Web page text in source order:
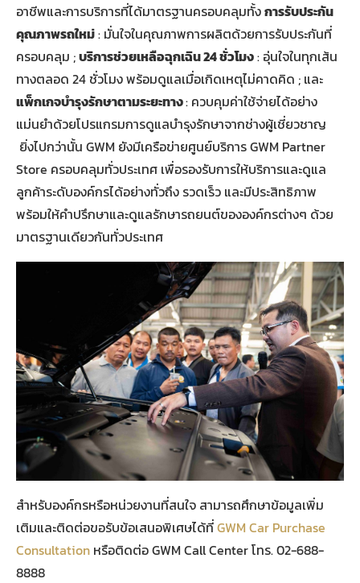
อาชีพและการบริการที่ได้มาตรฐานครอบคลุมทั้งการรับประกัน
คุณภาพรถใหม่: มั่นใจในคุณภาพการผลิตด้วยการรับประกันที่
ครอบคลุม ;บริการช่วยเหลือฉุกเฉิน24 ชั่วโมง: อุ่นใจในทุกเส้น
ทางตลอด 24 ชั่วโมง พร้อมดูแลเมื่อเกิดเหตุไม่คาดคิด ; และ
แพ็กเกจบำรุงรักษาตามระยะทาง: ควบคุมค่าใช้จ่ายได้อย่าง
แม่นยำด้วยโปรแกรมการดูแลบำรุงรักษาจากช่างผู้เชี่ยวชาญ
ยิ่งไปกว่านั้น GWM ยังมีเครือข่ายศูนย์บริการ GWM Partner
Store ครอบคลุมทั่วประเทศ เพื่อรองรับการให้บริการและดูแล
ลูกค้าระดับองค์กรได้อย่างทั่วถึง รวดเร็ว และมีประสิทธิภาพ
พร้อมให้คำปรึกษาและดูแลรักษารถยนต์ขององค์กรต่างๆ ด้วย
มาตรฐานเดียวกันทั่วประเทศ
สำหรับองค์กรหรือหน่วยงานที่สนใจ สามารถศึกษาข้อมูลเพิ่ม
เติมและติดต่อขอรับข้อเสนอพิเศษได้ที่GWM Car Purchase
Consultation หรือติดต่อ GWM Call Center โทร. 02-688-
8888